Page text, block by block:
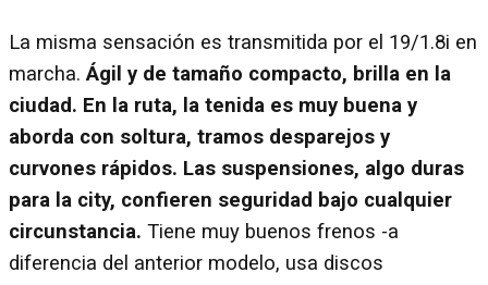
La misma sensación es transmitida por el 19/1.8i en
marcha. Ágil y de tamaño compacto, brilla en la
ciudad. En la ruta, la tenida es muy buena y
aborda con soltura, tramos desparejos y
curvones rápidos. Las suspensiones, algo duras
para la city, confieren seguridad bajo cualquier
circunstancia. Tiene muy buenos frenos -a
diferencia del anterior modelo, usa discos